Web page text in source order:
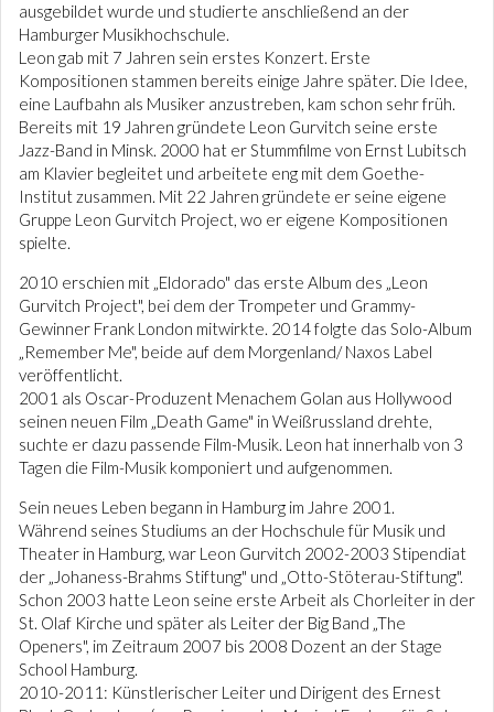
ausgebildet wurde und studierte anschließend an der
Hamburger Musikhochschule.
Leon gab mit 7 Jahren sein erstes Konzert. Erste
Kompositionen stammen bereits einige Jahre später. Die Idee,
eine Laufbahn als Musiker anzustreben, kam schon sehr früh.
Bereits mit 19 Jahren gründete Leon Gurvitch seine erste
Jazz-Band in Minsk. 2000 hat er Stummfilme von Ernst Lubitsch
am Klavier begleitet und arbeitete eng mit dem Goethe-
Institut zusammen. Mit 22 Jahren gründete er seine eigene
Gruppe Leon Gurvitch Project, wo er eigene Kompositionen
spielte.
2010 erschien mit „Eldorado" das erste Album des „Leon
Gurvitch Project", bei dem der Trompeter und Grammy-
Gewinner Frank London mitwirkte. 2014 folgte das Solo-Album
„Remember Me", beide auf dem Morgenland/ Naxos Label
veröffentlicht.
2001 als Oscar-Produzent Menachem Golan aus Hollywood
seinen neuen Film „Death Game" in Weißrussland drehte,
suchte er dazu passende Film-Musik. Leon hat innerhalb von 3
Tagen die Film-Musik komponiert und aufgenommen.
Sein neues Leben begann in Hamburg im Jahre 2001.
Während seines Studiums an der Hochschule für Musik und
Theater in Hamburg, war Leon Gurvitch 2002-2003 Stipendiat
der „Johaness-Brahms Stiftung" und „Otto-Stöterau-Stiftung".
Schon 2003 hatte Leon seine erste Arbeit als Chorleiter in der
St. Olaf Kirche und später als Leiter der Big Band „The
Openers", im Zeitraum 2007 bis 2008 Dozent an der Stage
School Hamburg.
2010-2011: Künstlerischer Leiter und Dirigent des Ernest